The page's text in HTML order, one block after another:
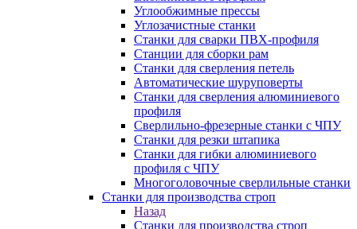
Углообжимные прессы
Углозачистные станки
Станки для сварки ПВХ-профиля
Станции для сборки рам
Станки для сверления петель
Автоматические шуруповерты
Станки для сверления алюминиевого
профиля
Сверлильно-фрезерные станки с ЧПУ
Станки для резки штапика
Станки для гибки алюминиевого
профиля с ЧПУ
Многоголовочные сверлильные станки
Станки для производства строп
Назад
Станки для производства строп